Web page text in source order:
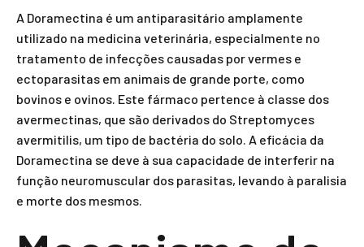
A Doramectina é um antiparasitário amplamente
utilizado na medicina veterinária, especialmente no
tratamento de infecções causadas por vermes e
ectoparasitas em animais de grande porte, como
bovinos e ovinos. Este fármaco pertence à classe dos
avermectinas, que são derivados do Streptomyces
avermitilis, um tipo de bactéria do solo. A eficácia da
Doramectina se deve à sua capacidade de interferir na
função neuromuscular dos parasitas, levando à paralisia
e morte dos mesmos.